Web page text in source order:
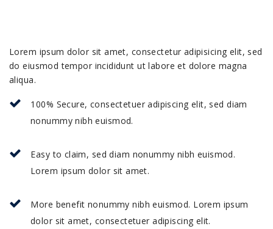
Lorem ipsum dolor sit amet, consectetur adipisicing elit, sed
do eiusmod tempor incididunt ut labore et dolore magna
aliqua.
100% Secure, consectetuer adipiscing elit, sed diam
nonummy nibh euismod.
Easy to claim, sed diam nonummy nibh euismod.
Lorem ipsum dolor sit amet.
More benefit nonummy nibh euismod. Lorem ipsum
dolor sit amet, consectetuer adipiscing elit.